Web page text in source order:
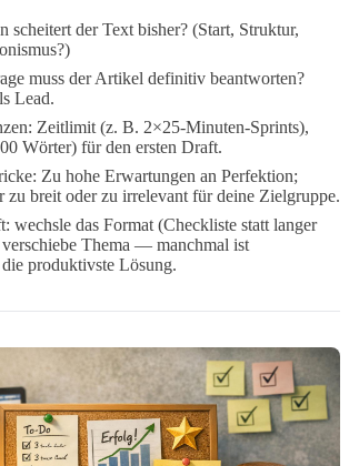
scheitert der Text bisher? (Start, Struktur,
muss der Artikel definitiv beantworten?
Lead.
Zeitlimit (z. B. 2×25-Minuten-Sprints),
Wörter) für den ersten Draft.
Zu hohe Erwartungen an Perfektion;
zu breit oder zu irrelevant für deine Zielgruppe.
wechsle das Format (Checkliste statt langer
Thema — manchmal ist
produktivste Lösung.